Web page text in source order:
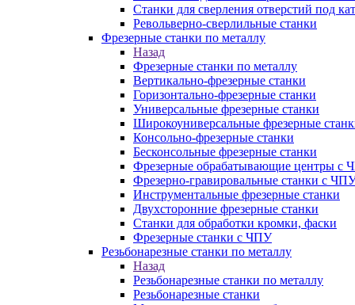
Станки для сверления отверстий под
Револьверно-сверлильные станки
Фрезерные станки по металлу
Назад
Фрезерные станки по металлу
Вертикально-фрезерные станки
Горизонтально-фрезерные станки
Универсальные фрезерные станки
Широкоуниверсальные фрезерные
Консольно-фрезерные станки
Бесконсольные фрезерные станки
Фрезерные обрабатывающие центры с
Фрезерно-гравировальные станки с
Инструментальные фрезерные станки
Двухсторонние фрезерные станки
Станки для обработки кромки, фаски
Фрезерные станки с ЧПУ
Резьбонарезные станки по металлу
Назад
Резьбонарезные станки по металлу
Резьбонарезные станки